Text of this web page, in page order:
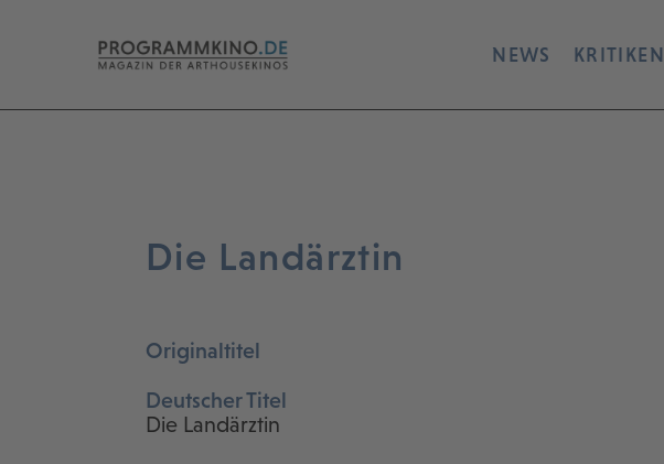
NEWS KRITIKEN
Die Landärztin
Originaltitel
Deutscher Titel
Die Landärztin